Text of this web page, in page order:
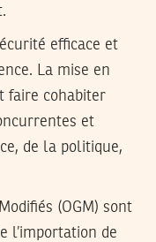
efficace et
La mise en
faire cohabiter
et
de la politique,
(OGM) sont
l’importation de